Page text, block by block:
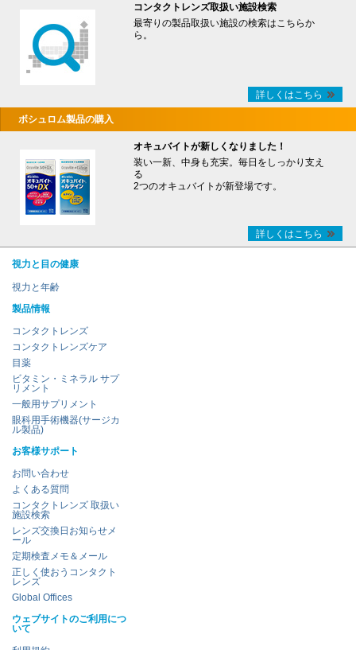
コンタクトレンズ取扱い施設検索
最寄りの製品取扱い施設の検索はこちらか
ら。
詳しくはこちら
ボシュロム製品の購入
オキュバイトが新しくなりました！
装い一新、中身も充実。毎日をしっかり支え
る
2つのオキュバイトが新登場です。
詳しくはこちら
視力と目の健康
視力と年齢
製品情報
コンタクトレンズ
コンタクトレンズケア
目薬
ビタミン・ミネラル サプ
リメント
一般用サプリメント
眼科用手術機器(サージカ
ル製品)
お客様サポート
お問い合わせ
よくある質問
コンタクトレンズ 取扱い
施設検索
レンズ交換日お知らせメ
ール
定期検査メモ＆メール
正しく使おうコンタクト
レンズ
Global Offices
ウェブサイトのご利用につ
いて